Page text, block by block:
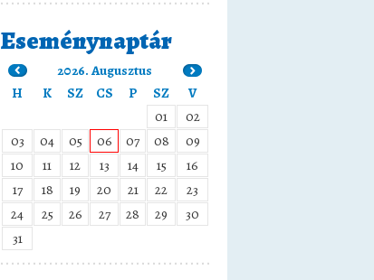
Eseménynaptár
2026. Augusztus
H
K SZ CS P SZ
V
01
02
03
04 05 06 07 08
09
10
11 12 13 14 15
16
17
18 19 20 21 22
23
24
25 26 27 28 29
30
31